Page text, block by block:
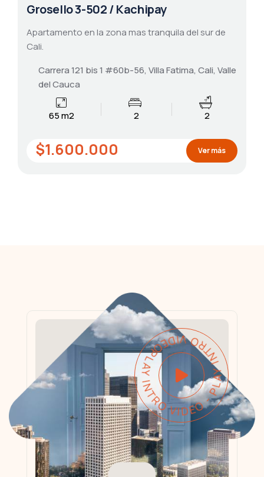
Grosello 3-502 / Kachipay
Apartamento en la zona mas tranquila del sur de
Cali.
Carrera 121 bis 1 #60b-56, Villa Fatima, Cali, Valle
del Cauca
65 m2 2 2
$1.600.000 Ver más
PLAY INTRO VIDEO - PLAY INTRO VIDEO -